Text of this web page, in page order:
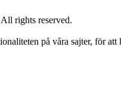
rights reserved.
på våra sajter, för